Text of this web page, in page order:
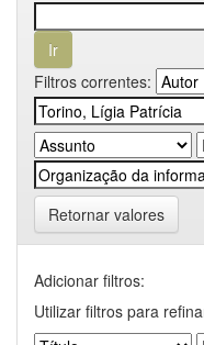
Filtros correntes:
Retornar valores
Adicionar filtros:
Utilizar filtros para